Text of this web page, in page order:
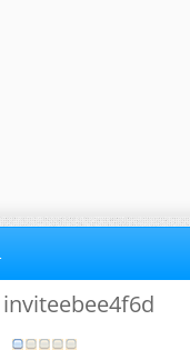
inviteebee4f6d